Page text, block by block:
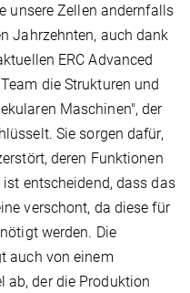
unsere Zellen andernfalls
Jahrzehnten, auch dank
ERC Advanced
die Strukturen und
Maschinen", der
Sie sorgen dafür,
deren Funktionen
entscheidend, dass das
verschont, da diese für
werden. Die
auch von einem
ab, der die Produktion